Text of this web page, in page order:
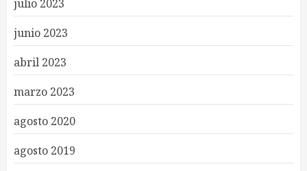
julio 2023
junio 2023
abril 2023
marzo 2023
agosto 2020
agosto 2019